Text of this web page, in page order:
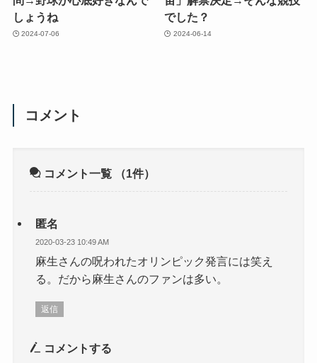
しょうね
2024-07-06
でした？
2024-06-14
コメント
コメント一覧 （1件）
匿名
2020-03-23 10:49 AM
麻生さんの呪われたオリンピック発言には笑え
る。だから麻生さんのファンは多い。
返信
コメントする